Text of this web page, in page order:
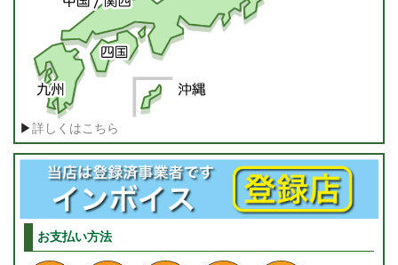
▶詳しくはこちら
お支払い方法